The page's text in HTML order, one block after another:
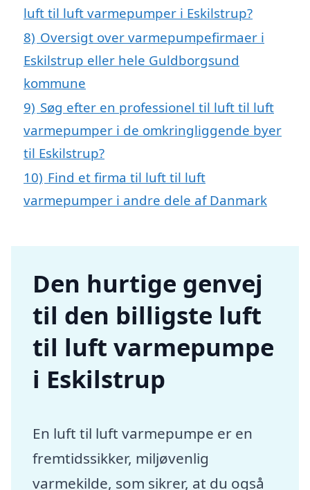
luft til luft varmepumper i Eskilstrup?
8) Oversigt over varmepumpefirmaer i
Eskilstrup eller hele Guldborgsund
kommune
9) Søg efter en professionel til luft til luft
varmepumper i de omkringliggende byer
til Eskilstrup?
10) Find et firma til luft til luft
varmepumper i andre dele af Danmark
Den hurtige genvej
til den billigste luft
til luft varmepumpe
i Eskilstrup
En luft til luft varmepumpe er en
fremtidssikker, miljøvenlig
varmekilde, som sikrer, at du også